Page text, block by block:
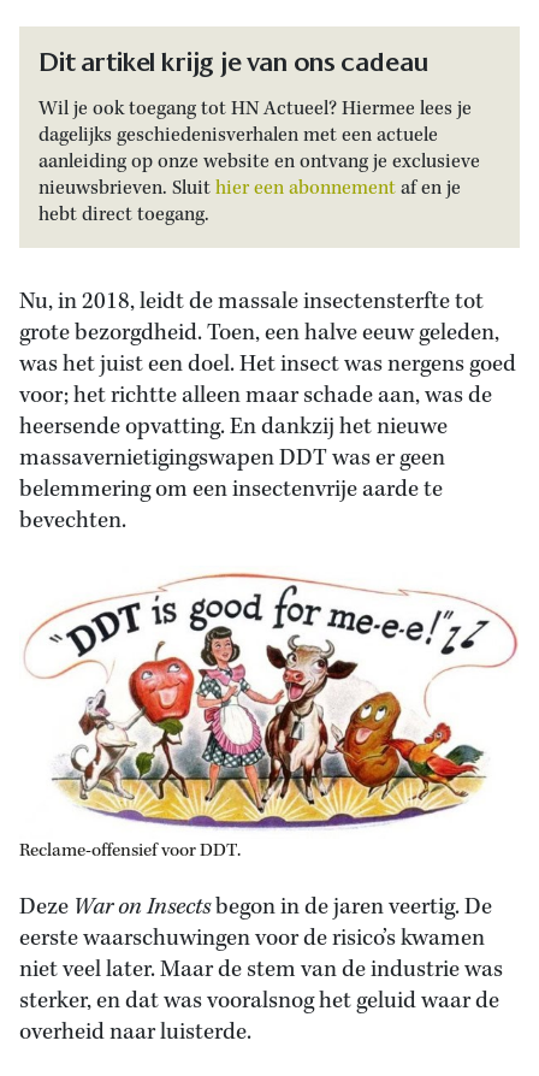
Dit artikel krijg je van ons cadeau
Wil je ook toegang tot HN Actueel? Hiermee lees je
dagelijks geschiedenisverhalen met een actuele
aanleiding op onze website en ontvang je exclusieve
nieuwsbrieven. Sluithier een abonnementaf en je
hebt direct toegang.
Nu, in 2018, leidt de massale insectensterfte tot
grote bezorgdheid. Toen, een halve eeuw geleden,
was het juist een doel. Het insect was nergens goed
voor; het richtte alleen maar schade aan, was de
heersende opvatting. En dankzij het nieuwe
massavernietigingswapen DDT was er geen
belemmering om een insectenvrije aarde te
bevechten.
Reclame-offensief voor DDT.
Deze War on Insectsbegon in de jaren veertig. De
eerste waarschuwingen voor de risico’s kwamen
niet veel later. Maar de stem van de industrie was
sterker, en dat was vooralsnog het geluid waar de
overheid naar luisterde.